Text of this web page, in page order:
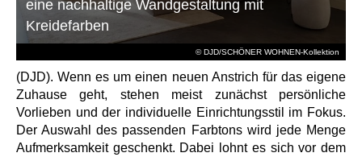
© DJD/SCHÖNER WOHNEN-Kollektion
eine nachhaltige Wandgestaltung mit
Kreidefarben
(DJD). Wenn es um einen neuen Anstrich für das eigene
Zuhause geht, stehen meist zunächst persönliche
Vorlieben und der individuelle Einrichtungsstil im Fokus.
Der Auswahl des passenden Farbtons wird jede Menge
Aufmerksamkeit geschenkt. Dabei lohnt es sich vor dem